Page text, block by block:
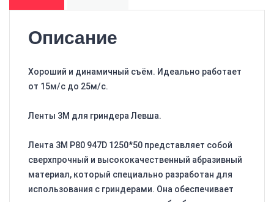
Описание
Хороший и динамичный съём. Идеально работает
от 15м/с до 25м/с.
Ленты 3М для гриндера Левша.
Лента 3M P80 947D 1250*50 представляет собой
сверхпрочный и высококачественный абразивный
материал, который специально разработан для
использования с гриндерами. Она обеспечивает